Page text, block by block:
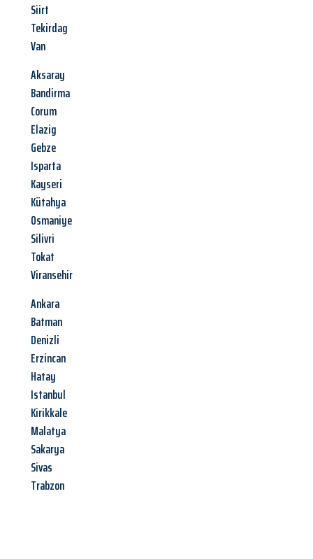
Siirt
Tekirdag
Van
Aksaray
Bandirma
Corum
Elazig
Gebze
Isparta
Kayseri
Kütahya
Osmaniye
Silivri
Tokat
Viransehir
Ankara
Batman
Denizli
Erzincan
Hatay
Istanbul
Kirikkale
Malatya
Sakarya
Sivas
Trabzon